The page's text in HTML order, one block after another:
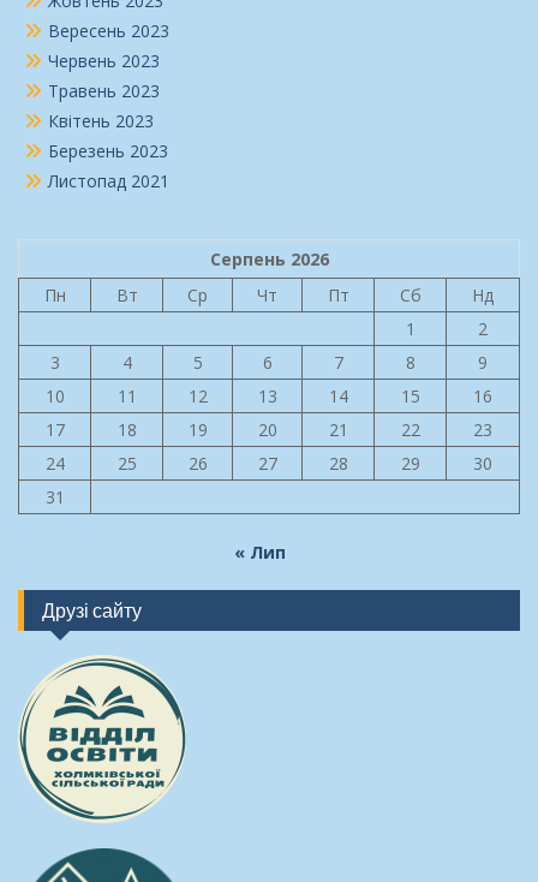
Вересень 2023
Червень 2023
Травень 2023
Квітень 2023
Березень 2023
Листопад 2021
Серпень 2026
Пн
Вт Ср Чт Пт Сб
Нд
1
2
3
4 5 6 7 8
9
10
11 12 13 14 15
16
17
18 19 20 21 22
23
24
25 26 27 28 29
30
31
« Лип
Друзі сайту